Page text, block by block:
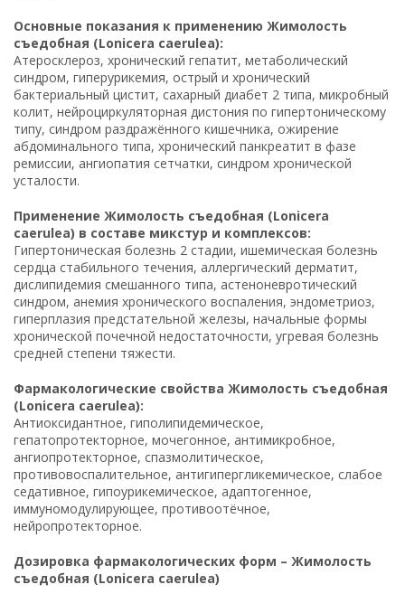
Основные показания к применению Жимолость
съедобная (Lonicera caerulea):
Атеросклероз, хронический гепатит, метаболический
синдром, гиперурикемия, острый и хронический
бактериальный цистит, сахарный диабет 2 типа, микробный
колит, нейроциркуляторная дистония по гипертоническому
типу, синдром раздражённого кишечника, ожирение
абдоминального типа, хронический панкреатит в фазе
ремиссии, ангиопатия сетчатки, синдром хронической
усталости.
Применение Жимолость съедобная (Lonicera
caerulea) в составе микстур и комплексов:
Гипертоническая болезнь 2 стадии, ишемическая болезнь
сердца стабильного течения, аллергический дерматит,
дислипидемия смешанного типа, астеноневротический
синдром, анемия хронического воспаления, эндометриоз,
гиперплазия предстательной железы, начальные формы
хронической почечной недостаточности, угревая болезнь
средней степени тяжести.
Фармакологические свойства Жимолость съедобная
(Lonicera caerulea):
Антиоксидантное, гиполипидемическое,
гепатопротекторное, мочегонное, антимикробное,
ангиопротекторное, спазмолитическое,
противовоспалительное, антигипергликемическое, слабое
седативное, гипоурикемическое, адаптогенное,
иммуномодулирующее, противоотёчное,
нейропротекторное.
Дозировка фармакологических форм – Жимолость
съедобная (Lonicera caerulea)